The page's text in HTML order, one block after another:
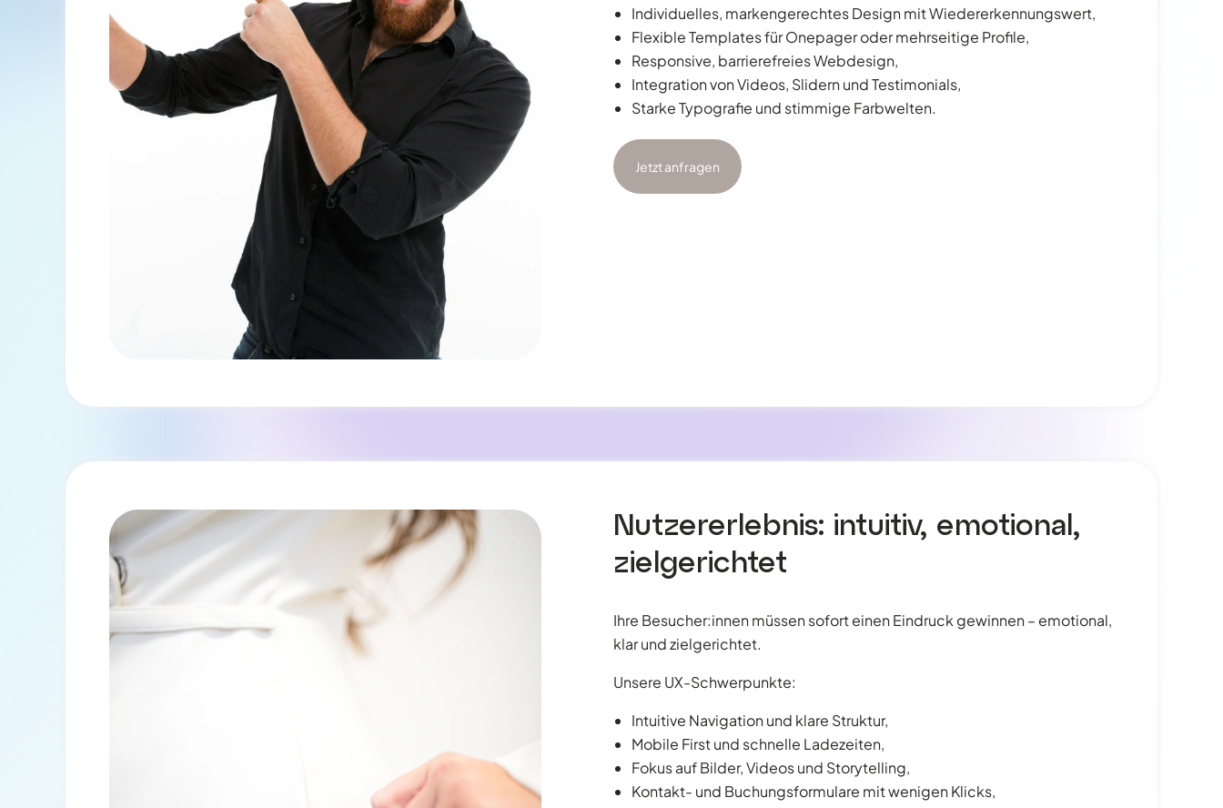
Individuelles, markengerechtes Design mit Wiedererkennungswert,
Flexible Templates für Onepager oder mehrseitige Profile,
Responsive, barrierefreies Webdesign,
Integration von Videos, Slidern und Testimonials,
Starke Typografie und stimmige Farbwelten.
Jetzt anfragen
Nutzererlebnis: intuitiv, emotional,
zielgerichtet
Ihre Besucher:innen müssen sofort einen Eindruck gewinnen – emotional,
klar und zielgerichtet.
Unsere UX-Schwerpunkte:
Intuitive Navigation und klare Struktur,
Mobile First und schnelle Ladezeiten,
Fokus auf Bilder, Videos und Storytelling,
Kontakt- und Buchungsformulare mit wenigen Klicks,